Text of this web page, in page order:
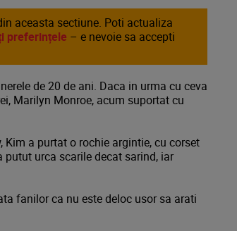
aceasta sectiune. Poti actualiza
preferințele – e nevoie sa accepti
de 20 de ani. Daca in urma cu ceva
Marilyn Monroe, acum suportat cu
Kim a purtat o rochie argintie, cu corset
urca scarile decat sarind, iar
fanilor ca nu este deloc usor sa arati